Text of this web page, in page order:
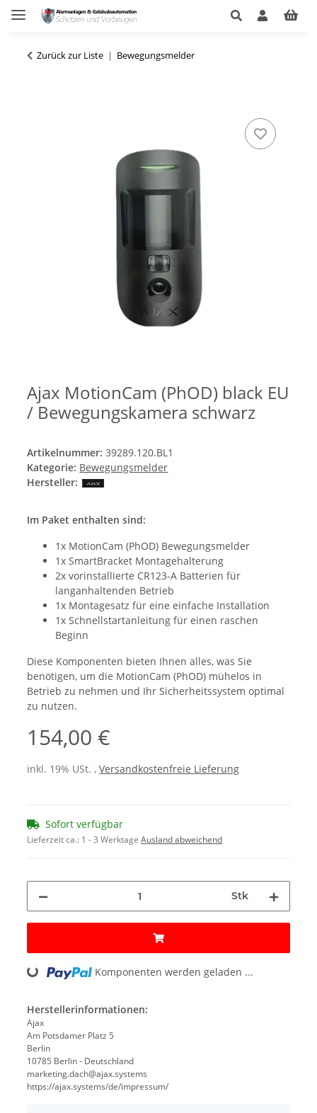
Zurück zur Liste Bewegungsmelder
Ajax MotionCam (PhOD) black EU
/ Bewegungskamera schwarz
Artikelnummer:39289.120.BL1
Kategorie: Bewegungsmelder
Hersteller:
Im Paket enthalten sind:
1x MotionCam (PhOD) Bewegungsmelder
1x SmartBracket Montagehalterung
2x vorinstallierte CR123-A Batterien für
langanhaltenden Betrieb
1x Montagesatz für eine einfache Installation
1x Schnellstartanleitung für einen raschen
Beginn
Diese Komponenten bieten Ihnen alles, was Sie
benötigen, um die MotionCam (PhOD) mühelos in
Betrieb zu nehmen und Ihr Sicherheitssystem optimal
zu nutzen.
154,00 €
inkl. 19% USt. ,Versandkostenfreie Lieferung
Sofort verfügbar
Lieferzeit ca.: 1 - 3 WerktageAusland abweichend
Stk
Loading... Komponenten werden geladen ...
Herstellerinformationen:
Ajax
Am Potsdamer Platz 5
Berlin
10785 Berlin - Deutschland
marketing.dach@ajax.systems
https://ajax.systems/de/impressum/